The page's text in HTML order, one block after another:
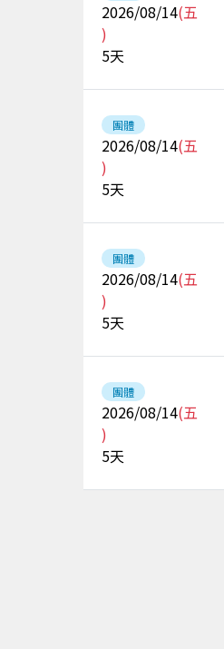
2026/08/14(五
)
5天
團體
2026/08/14(五
)
5天
團體
2026/08/14(五
)
5天
團體
2026/08/14(五
)
5天